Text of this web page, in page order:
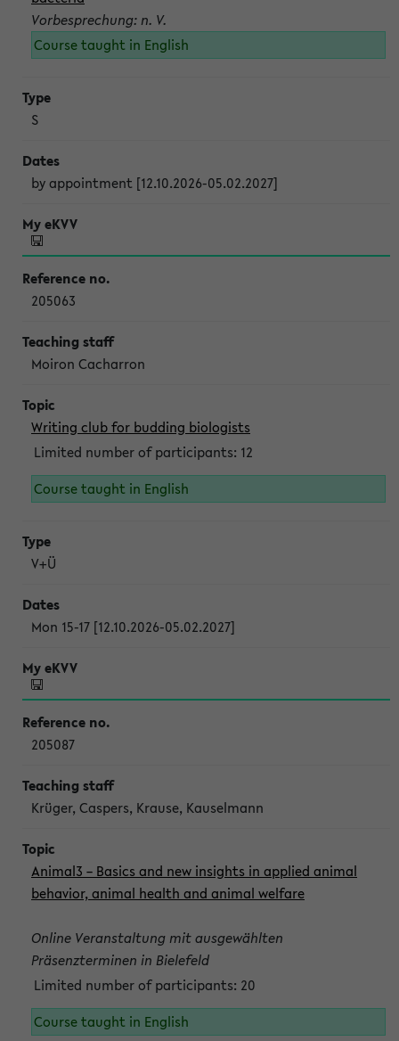
Vorbesprechung: n. V.
Course taught in English
S
by appointment [12.10.2026-05.02.2027]
205063
Moiron Cacharron
Writing club for budding biologists
Limited number of participants: 12
Course taught in English
V+Ü
Mon 15-17 [12.10.2026-05.02.2027]
205087
Krüger, Caspers, Krause, Kauselmann
Animal3 – Basics and new insights in applied animal
behavior, animal health and animal welfare
Online Veranstaltung mit ausgewählten
Präsenzterminen in Bielefeld
Limited number of participants: 20
Course taught in English